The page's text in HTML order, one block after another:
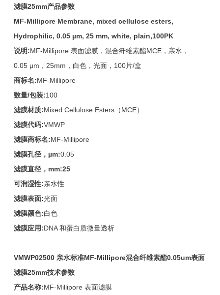
滤膜25mm产品参数
MF-Millipore Membrane, mixed cellulose esters,
Hydrophilic, 0.05 µm, 25 mm, white, plain,100PK
说明:MF-Millipore 表面滤膜，混合纤维素酯MCE，亲水，
0.05 µm，25mm，白色，光面，100片/盒
商标名:MF-Millipore
数量/包装:100
滤膜材质:Mixed Cellulose Esters（MCE）
滤膜代码:VMWP
滤膜商标名:MF-Millipore
滤膜孔径，µm:0.05
滤膜直径，mm:25
可润湿性:亲水性
滤膜表面:光面
滤膜颜色:白色
滤膜应用:DNA 和蛋白质微量透析
VMWP02500 亲水标准MF-Millipore混合纤维素酯0.05um表面
滤膜25mm技术参数
产品名称:MF-Millipore 表面滤膜